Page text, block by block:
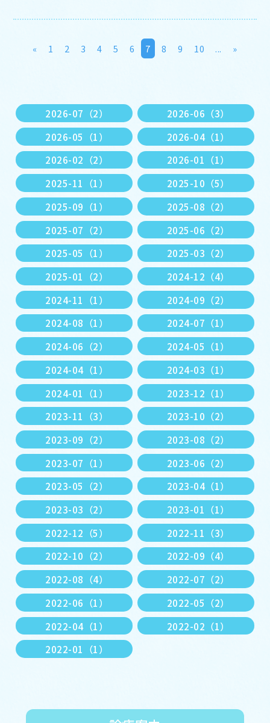
« 1 2 3 4 5 6 7 8 9 10 ... »
2026-07（2）
2026-06（3）
2026-05（1）
2026-04（1）
2026-02（2）
2026-01（1）
2025-11（1）
2025-10（5）
2025-09（1）
2025-08（2）
2025-07（2）
2025-06（2）
2025-05（1）
2025-03（2）
2025-01（2）
2024-12（4）
2024-11（1）
2024-09（2）
2024-08（1）
2024-07（1）
2024-06（2）
2024-05（1）
2024-04（1）
2024-03（1）
2024-01（1）
2023-12（1）
2023-11（3）
2023-10（2）
2023-09（2）
2023-08（2）
2023-07（1）
2023-06（2）
2023-05（2）
2023-04（1）
2023-03（2）
2023-01（1）
2022-12（5）
2022-11（3）
2022-10（2）
2022-09（4）
2022-08（4）
2022-07（2）
2022-06（1）
2022-05（2）
2022-04（1）
2022-02（1）
2022-01（1）